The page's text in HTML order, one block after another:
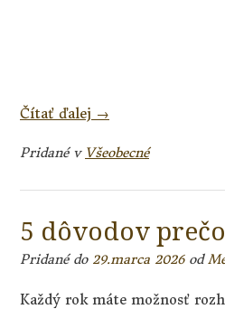
Čítať ďalej „Nasýťte
dobrovoľníkov
záchrancov
→
Pridané v Všeobecné
5 dôvodov
Pridané do 29.marca 2026od
Každý rok máte možnosť